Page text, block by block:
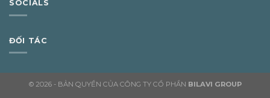
SOCIALS
ĐỐI TÁC
© 2026 - BẢN QUYỀN CỦA CÔNG TY CỔ PHẦN BILAVI GROUP